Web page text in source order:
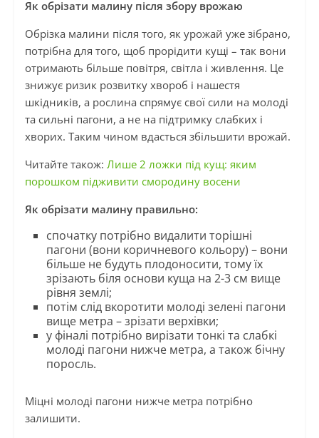
Як обрізати малину після збору врожаю
Обрізка малини після того, як урожай уже зібрано,
потрібна для того, щоб прорідити кущі – так вони
отримають більше повітря, світла і живлення. Це
знижує ризик розвитку хвороб і нашестя
шкідників, а рослина спрямує свої сили на молоді
та сильні пагони, а не на підтримку слабких і
хворих. Таким чином вдасться збільшити врожай.
Читайте також: Лише 2 ложки під кущ: яким
порошком підживити смородину восени
Як обрізати малину правильно:
спочатку потрібно видалити торішні
пагони (вони коричневого кольору) – вони
більше не будуть плодоносити, тому їх
зрізають біля основи куща на 2-3 см вище
рівня землі;
потім слід вкоротити молоді зелені пагони
вище метра – зрізати верхівки;
у фіналі потрібно вирізати тонкі та слабкі
молоді пагони нижче метра, а також бічну
поросль.
Міцні молоді пагони нижче метра потрібно
залишити.